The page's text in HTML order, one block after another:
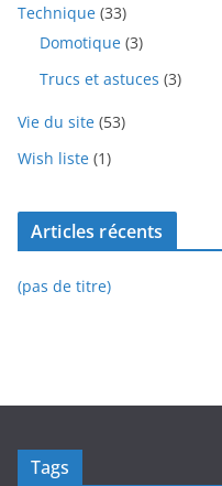
Technique (33)
Domotique (3)
Trucs et astuces (3)
Vie du site (53)
Wish liste (1)
Articles récents
(pas de titre)
Tags